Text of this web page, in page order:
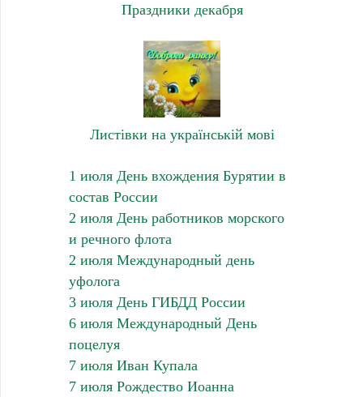
Праздники декабря
Листівки на українській мові
1 июля День вхождения Бурятии в
состав России
2 июля День работников морского
и речного флота
2 июля Международный день
уфолога
3 июля День ГИБДД России
6 июля Международный День
поцелуя
7 июля Иван Купала
7 июля Рождество Иоанна